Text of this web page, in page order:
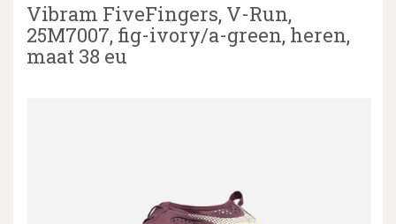
Vibram FiveFingers, V-Run,
25M7007, fig-ivory/a-green, heren,
maat 38 eu